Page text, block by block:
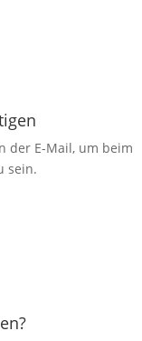
der E-Mail, um beim
sein.